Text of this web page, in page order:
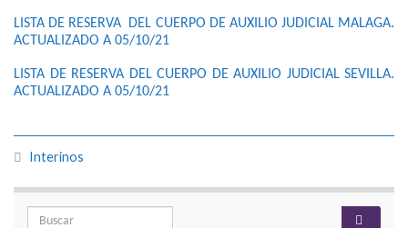
LISTA DE RESERVA DEL CUERPO DE AUXILIO JUDICIAL MALAGA.
ACTUALIZADO A 05/10/21
LISTA DE RESERVA DEL CUERPO DE AUXILIO JUDICIAL SEVILLA.
ACTUALIZADO A 05/10/21
Interinos
Search for: